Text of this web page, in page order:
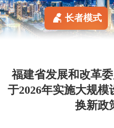
长者模式
福建省发展和改革
于2026年实施大规模
换新政